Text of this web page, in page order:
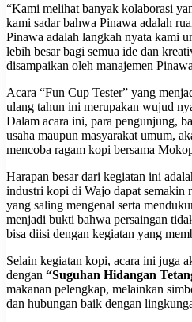
“Kami melihat banyak kolaborasi
kami sadar bahwa Pinawa adalah
Pinawa adalah langkah nyata kami
lebih besar bagi semua ide dan
disampaikan oleh manajemen
Acara “Fun Cup Tester” yang
ulang tahun ini merupakan wujud
Dalam acara ini, para pengunjung,
usaha maupun masyarakat umum,
mencoba ragam kopi bersama
Harapan besar dari kegiatan ini
industri kopi di Wajo dapat semakin
yang saling mengenal serta
menjadi bukti bahwa persaingan
bisa diisi dengan kegiatan yang
Selain kegiatan kopi, acara ini juga
dengan “Suguhan Hidangan
makanan pelengkap, melainkan
dan hubungan baik dengan